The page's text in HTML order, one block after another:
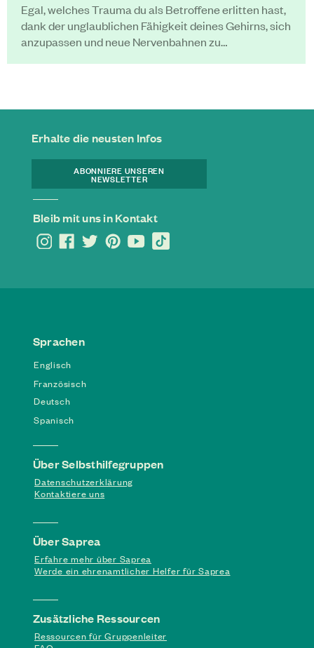
Egal, welches Trauma du als Betroffene erlitten hast,
dank der unglaublichen Fähigkeit deines Gehirns, sich
anzupassen und neue Nervenbahnen zu…
Erhalte die neusten Infos
ABONNIERE UNSEREN
NEWSLETTER
Bleib mit uns in Kontakt
Sprachen
Englisch
Französisch
Deutsch
Spanisch
Über Selbsthilfegruppen
Datenschutzerklärung
Kontaktiere uns
Über Saprea
Erfahre mehr über Saprea
Werde ein ehrenamtlicher Helfer für Saprea
Zusätzliche Ressourcen
Ressourcen für Gruppenleiter